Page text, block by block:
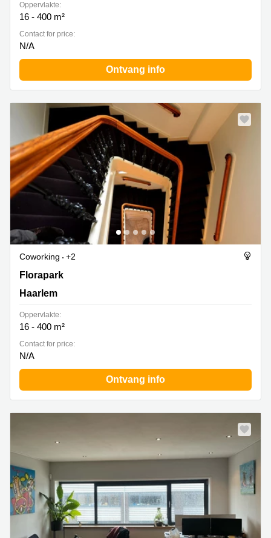
Oppervlakte:
16 - 400 m²
Contact for price:
N/A
Ontvang info
Coworking
+2
Florapark 3, Haarlem
Florapark
Haarlem
Oppervlakte:
16 - 400 m²
Contact for price:
N/A
Ontvang info